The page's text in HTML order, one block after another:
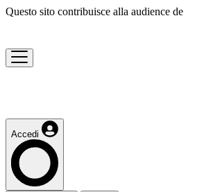
Questo sito contribuisce alla audience de
Accedi